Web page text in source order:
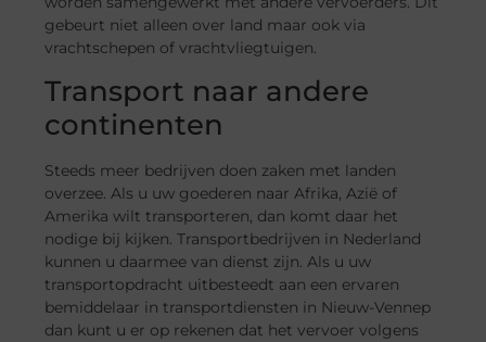
gebeurt niet alleen over land maar ook via
vrachtschepen of vrachtvliegtuigen.
Transport naar andere
continenten
Steeds meer bedrijven doen zaken met landen
overzee. Als u uw goederen naar Afrika, Azië of
Amerika wilt transporteren, dan komt daar het
nodige bij kijken. Transportbedrijven in Nederland
kunnen u daarmee van dienst zijn. Als u uw
transportopdracht uitbesteedt aan een ervaren
bemiddelaar in transportdiensten in Nieuw-Vennep
dan kunt u er op rekenen dat het vervoer volgens